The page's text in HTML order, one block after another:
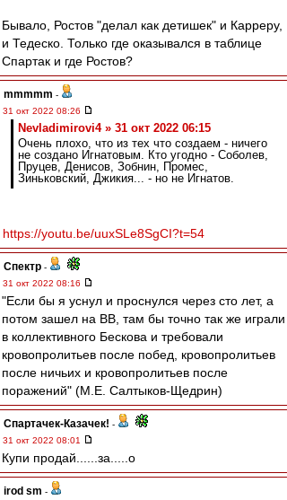
Бывало, Ростов "делал как детишек" и Карреру,
и Тедеско. Только где оказывался в таблице
Спартак и где Ростов?
mmmmm -
31 окт 2022 08:26
Nevladimirovi4 » 31 окт 2022 06:15
Очень плохо, что из тех что создаем - ничего
не создано Игнатовым. Кто угодно - Соболев,
Пруцев, Денисов, Зобнин, Промес,
Зиньковский, Джикия... - но не Игнатов.
https://youtu.be/uuxSLe8SgCI?t=54
Спектр -
31 окт 2022 08:16
"Если бы я уснул и проснулся через сто лет, а
потом зашел на ВВ, там бы точно так же играли
в коллективного Бескова и требовали
кровопролитьев после побед, кровопролитьев
после ничьих и кровопролитьев после
поражений" (М.Е. Салтыков-Щедрин)
Спартачек-Казачек! -
31 окт 2022 08:01
Купи продай......за.....о
irod sm -